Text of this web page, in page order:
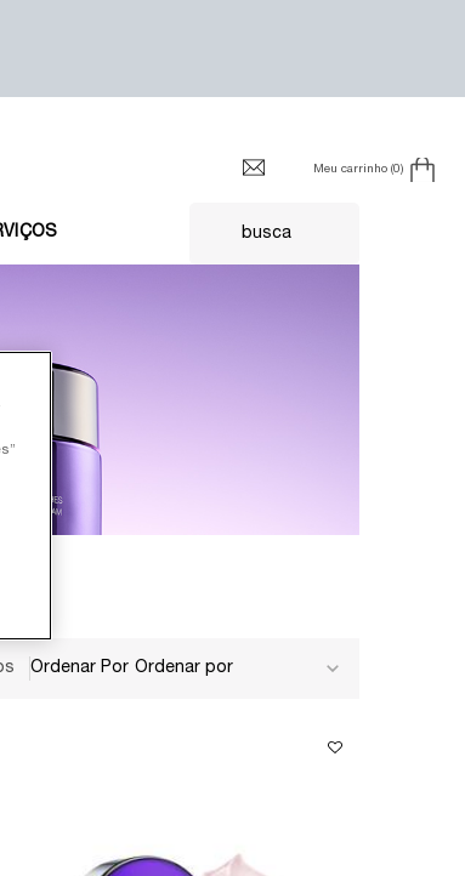
Meu carrinho 0
0 product in cart
busca
Ordenar Por